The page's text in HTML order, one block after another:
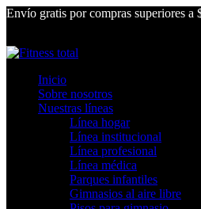
Envío gratis por compras superiores a
Inicio
Sobre nosotros
Nuestras líneas
Línea hogar
Línea institucional
Línea profesional
Línea médica
Parques infantiles
Gimnasios al aire libre